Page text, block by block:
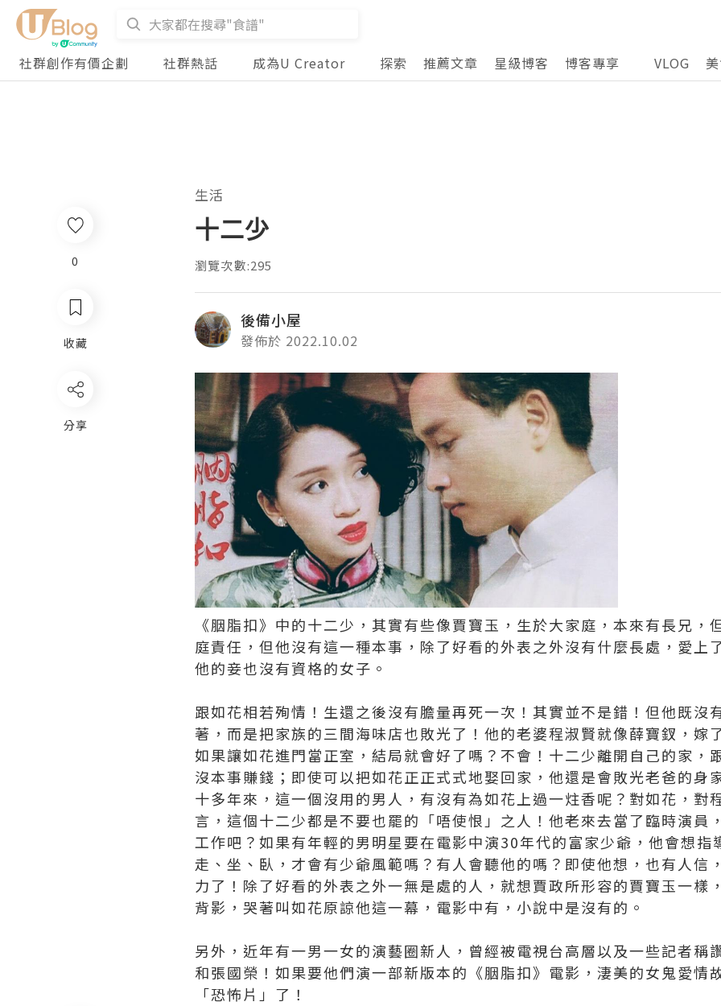
社群創作有價企劃 社群熱話 成為U Creator 探索 推薦文章 星級博客 博客專享 VLOG
生活
十二少
瀏覽次數:295
後備小屋
發佈於 2022.10.02
《胭脂扣》中的十二少，其實有些像賈寶玉，生於大家庭，本來有長兄，
庭責任，但他沒有這一種本事，除了好看的外表之外沒有什麼長處，愛上
他的妾也沒有資格的女子。
跟如花相若殉情！生還之後沒有膽量再死一次！其實並不是錯！但他既沒
著，而是把家族的三間海味店也敗光了！他的老婆程淑賢就像薛寶釵，嫁
如果讓如花進門當正室，結局就會好了嗎？不會！十二少離開自己的家，
沒本事賺錢；即使可以把如花正正式式地娶回家，他還是會敗光老爸的身
十多年來，這一個沒用的男人，有沒有為如花上過一炷香呢？對如花，對
言，這個十二少都是不要也罷的「唔使恨」之人！他老來去當了臨時演員
工作吧？如果有年輕的男明星要在電影中演30年代的富家少爺，他會想指
走、坐、臥，才會有少爺風範嗎？有人會聽他的嗎？即使他想，也有人信
力了！除了好看的外表之外一無是處的人，就想賈政所形容的賈寶玉一樣
背影，哭著叫如花原諒他這一幕，電影中有，小說中是沒有的。
另外，近年有一男一女的演藝圈新人，曾經被電視台高層以及一些記者稱
和張國榮！如果要他們演一部新版本的《胭脂扣》電影，淒美的女鬼愛情
「恐怖片」了！
0
收藏
分享